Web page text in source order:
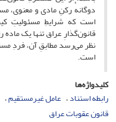
دوگانهٔ رکنِ مادی و
است که شرایطِ مسئولیتِ
قانون‌گذارِ عراق تنها یک
نظر می‌رسد مطابقِ آن، فردِ
است.
کلیدواژه‌ها
رابطه استناد عامل غیرمستقیم
قانون عقوبات عراق